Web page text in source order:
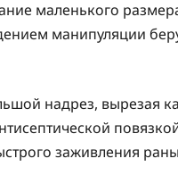
маленького
манипуляции
надрез, вырезая
заживления